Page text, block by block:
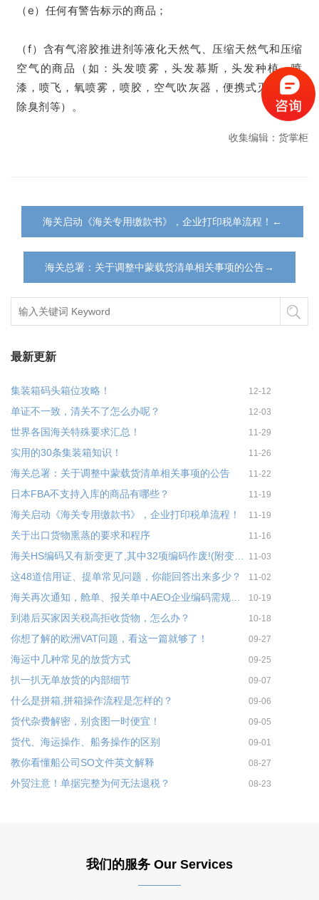
（e）任何有警告标示的商品；
（f）含有气溶胶推进剂等液化天然气、压缩天然气和压缩
空气的商品（如：头发喷雾，头发慕斯，头发种植，喷
漆，喷飞，氧喷雾，喷胶，空气吹灰器，便携式灭火器，
除臭剂等）。
收集编辑：货掌柜
海关启动《海关专用缴款书》，企业打印税单流程！←
海关总署：关于调整中蒙载货清单相关事项的公告→
最新更新
集装箱码头箱位攻略！ 12-12
单证不一致，清关不了怎么办呢？ 12-03
世界各国海关特殊要求汇总！ 11-29
实用的30条集装箱知识！ 11-26
海关总署：关于调整中蒙载货清单相关事项的公告 11-22
日本FBA不支持入库的商品有哪些？ 11-19
海关启动《海关专用缴款书》，企业打印税单流程！ 11-19
关于出口货物熏蒸的要求和程序 11-16
海关HS编码又有新变更了,其中32项编码作废!(附变更表) 11-03
这48道信用证、提单常见问题，你能回答出来多少？ 11-02
海关再次通知，舱单、报关单中AEO企业编码需规范填报 10-19
到港后买家因关税高拒收货物，怎么办？ 10-18
你想了解的欧洲VAT问题，看这一篇就够了！ 09-27
海运中几种常见的放货方式 09-25
扒一扒无单放货的内部细节 09-07
什么是拼箱,拼箱操作流程是怎样的？ 09-06
货代杂费解密，别贪图一时便宜！ 09-05
货代、海运操作、船务操作的区别 09-01
教你看懂船公司SO文件英文解释 08-27
外贸注意！单据完整为何无法退税？ 08-23
我们的服务 Our Services